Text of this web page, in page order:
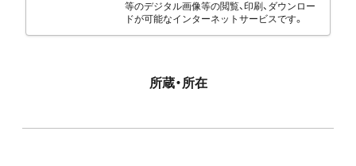
等のデジタル画像等の閲覧、印刷、ダウンロー
ドが可能なインターネットサービスです。
所蔵・所在